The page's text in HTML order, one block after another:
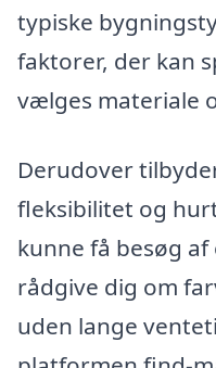
typiske
faktorer, der kan
vælges materiale
Derudover
fleksibilitet og
kunne få besøg
rådgive dig om
uden lange